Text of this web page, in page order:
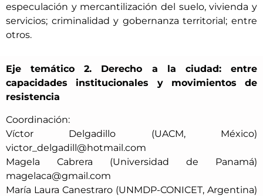
especulación y mercantilización del suelo, vivienda y
servicios; criminalidad y gobernanza territorial; entre
otros.
Eje temático 2. Derecho a la ciudad: entre
capacidades institucionales y movimientos de
resistencia
Coordinación:
Víctor Delgadillo (UACM, México)
victor_delgadill@hotmail.com
Magela Cabrera (Universidad de Panamá)
magelaca@gmail.com
María Laura Canestraro (UNMDP-CONICET, Argentina)